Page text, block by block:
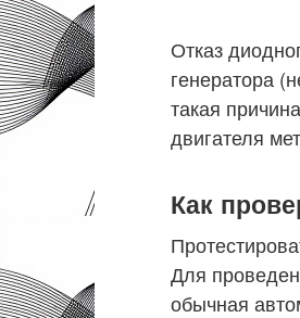
Отказ
генератора
такая
двигателя
Как
Для
обычная